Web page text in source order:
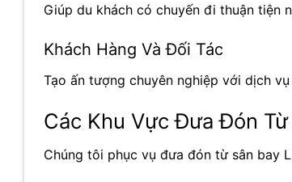
Giúp du khách có chuyến đi thuận tiện
Khách Hàng Và Đối Tác
Tạo ấn tượng chuyên nghiệp với dịch
Các Khu Vực Đưa Đón Từ
Chúng tôi phục vụ đưa đón từ sân bay